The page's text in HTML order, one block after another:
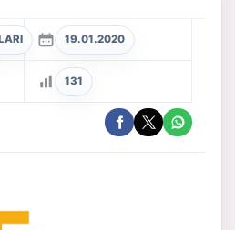
19.01.2020
131